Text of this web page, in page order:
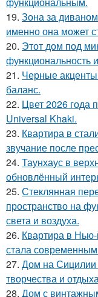
19. Зона за
именно она может
20. Этот дом под
функциональность
21. Черные акценты
баланс.
22. Цвет 2026 года
Universal Khaki.
23. Квартира в
звучание после
24. Таунхаус в
обновлённый
25. Стеклянная
пространство на
света и воздуха.
26. Квартира в
стала
27. Дом на Сицилии
творчества и
28. Дом с